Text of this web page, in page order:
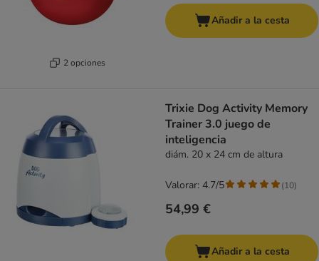
2 opciones
Añadir a la cesta
Trixie Dog Activity Memory
Trainer 3.0 juego de
inteligencia
diám. 20 x 24 cm de altura
54,99 €
Valorar: 4.7/5 (10)
Añadir a la cesta